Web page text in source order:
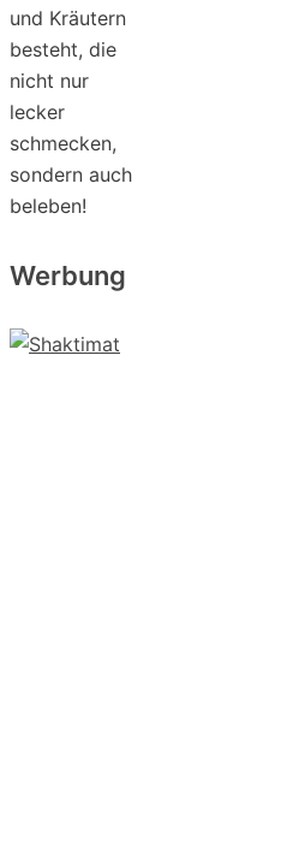
und Kräutern
besteht, die
nicht nur
lecker
schmecken,
sondern auch
beleben!
Werbung